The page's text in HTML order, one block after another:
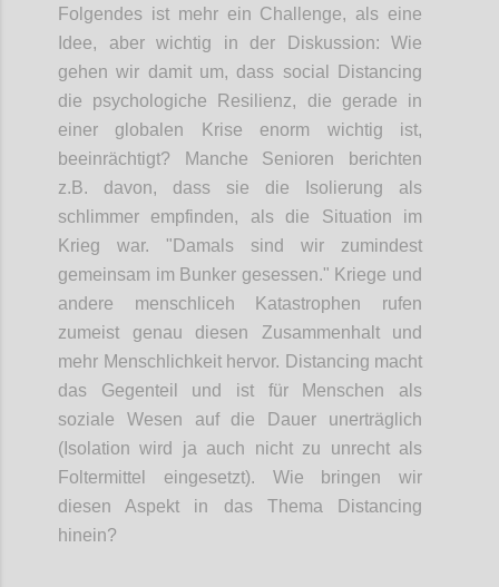
Folgendes ist mehr ein Challenge, als eine
Idee, aber wichtig in der Diskussion: Wie
gehen wir damit um, dass social Distancing
die psychologiche Resilienz, die gerade in
einer globalen Krise enorm wichtig ist,
beeinrächtigt? Manche Senioren berichten
z.B. davon, dass sie die Isolierung als
schlimmer empfinden, als die Situation im
Krieg war. "Damals sind wir zumindest
gemeinsam im Bunker gesessen." Kriege und
andere menschliceh Katastrophen rufen
zumeist genau diesen Zusammenhalt und
mehr Menschlichkeit hervor. Distancing macht
das Gegenteil und ist für Menschen als
soziale Wesen auf die Dauer unerträglich
(Isolation wird ja auch nicht zu unrecht als
Foltermittel eingesetzt). Wie bringen wir
diesen Aspekt in das Thema Distancing
hinein?